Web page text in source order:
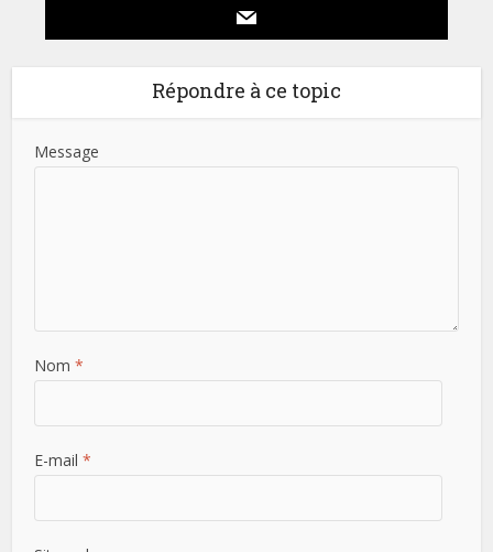
Répondre à ce topic
Message
Nom*
E-mail*